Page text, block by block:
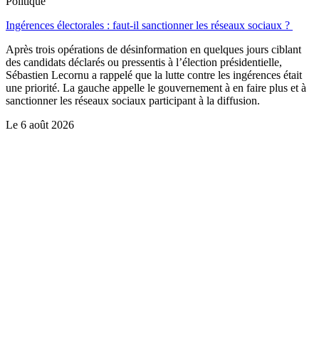
Ingérences électorales : faut-il sanctionner les réseaux sociaux ?
Après trois opérations de désinformation en quelques jours ciblant
des candidats déclarés ou pressentis à l’élection présidentielle,
Sébastien Lecornu a rappelé que la lutte contre les ingérences était
une priorité. La gauche appelle le gouvernement à en faire plus et à
sanctionner les réseaux sociaux participant à la diffusion.
Le 6 août 2026